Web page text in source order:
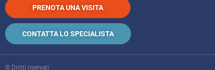
PRENOTA UNA VISITA
CONTATTA LO SPECIALISTA
© Diritti riservati